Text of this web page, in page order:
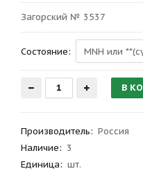
Загорский № 3537
Состояние:
Производитель: Россия
Наличие: 3
Единица: шт.